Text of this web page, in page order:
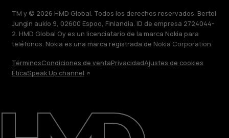
Reparar, reutilizar, reciclar
Sostenibilidad
TM y © 2026 HMD Global. Todos los derechos reservados. Bertel
Jungin aukio 9, 02600 Espoo, Finlandia. ID de empresa 2724044-
2. HMD Global Oy es un licenciatario de la marca Nokia para
teléfonos. Nokia es una marca registrada de Nokia Corporation.
TérminosCondiciones de ventaPrivacidadAjustes de cookies
ÉticaSpeak Up channel